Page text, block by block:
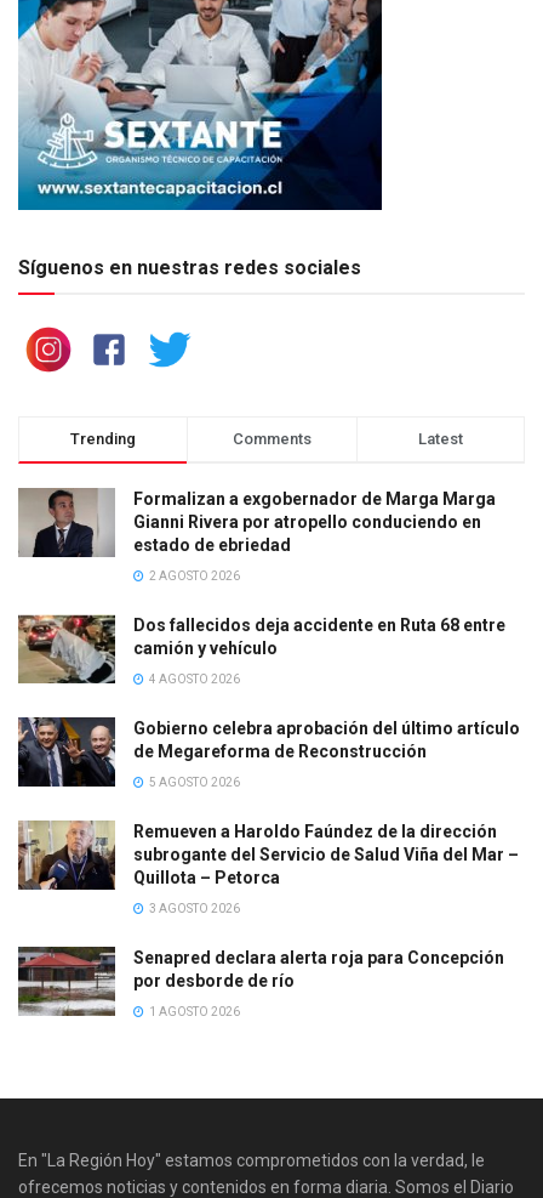
Síguenos en nuestras redes sociales
Trending Comments Latest
Formalizan a exgobernador de Marga Marga
Gianni Rivera por atropello conduciendo en
estado de ebriedad
2 AGOSTO 2026
Dos fallecidos deja accidente en Ruta 68 entre
camión y vehículo
4 AGOSTO 2026
Gobierno celebra aprobación del último artículo
de Megareforma de Reconstrucción
5 AGOSTO 2026
Remueven a Haroldo Faúndez de la dirección
subrogante del Servicio de Salud Viña del Mar –
Quillota – Petorca
3 AGOSTO 2026
Senapred declara alerta roja para Concepción
por desborde de río
1 AGOSTO 2026
En "La Región Hoy" estamos comprometidos con la verdad, le
ofrecemos noticias y contenidos en forma diaria. Somos el Diario